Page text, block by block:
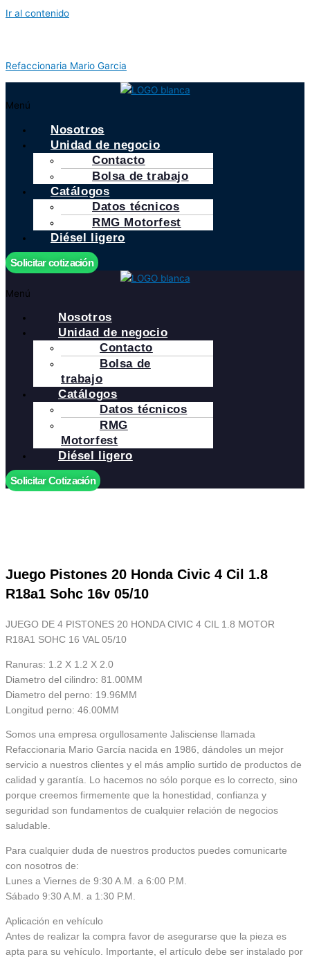
Ir al contenido
Refaccionaria Mario Garcia
Menú
Nosotros
Unidad de negocio
Contacto
Bolsa de trabajo
Catálogos
Datos técnicos
RMG Motorfest
Diésel ligero
Solicitar cotización
Menú
Nosotros
Unidad de negocio
Contacto
Bolsa de
trabajo
Catálogos
Datos técnicos
RMG
Motorfest
Diésel ligero
Solicitar Cotización
Juego Pistones 20 Honda Civic 4 Cil 1.8
R18a1 Sohc 16v 05/10
JUEGO DE 4 PISTONES 20 HONDA CIVIC 4 CIL 1.8 MOTOR
R18A1 SOHC 16 VAL 05/10
Ranuras: 1.2 X 1.2 X 2.0
Diametro del cilindro: 81.00MM
Diametro del perno: 19.96MM
Longitud perno: 46.00MM
Somos una empresa orgullosamente Jalisciense llamada
Refaccionaria Mario García nacida en 1986, dándoles un mejor
servicio a nuestros clientes y el más amplio surtido de productos de
calidad y garantía. Lo hacemos no sólo porque es lo correcto, sino
porque creemos firmemente que la honestidad, confianza y
seguridad son fundamentos de cualquier relación de negocios
saludable.
Para cualquier duda de nuestros productos puedes comunicarte
con nosotros de:
Lunes a Viernes de 9:30 A.M. a 6:00 P.M.
Sábado 9:30 A.M. a 1:30 P.M.
Aplicación en vehículo
Antes de realizar la compra favor de asegurarse que la pieza es
apta para su vehículo. Importante, el artículo debe ser instalado por